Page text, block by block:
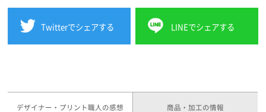
Twitterでシェアする LINEでシェアする
デザイナー・プリント職人の感想 商品・加工の情報